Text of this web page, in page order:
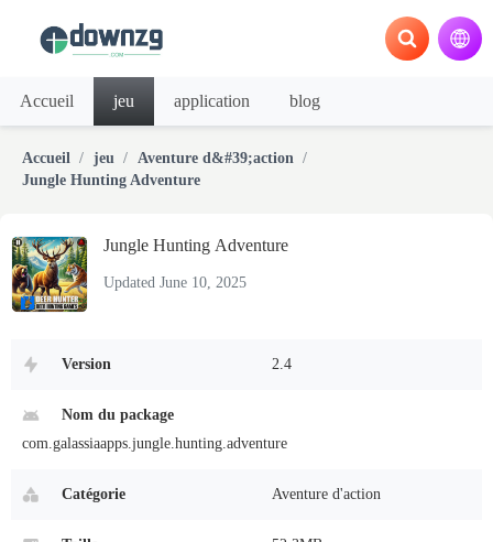
Accueil jeu application blog
Accueil jeu
Aventure d&#39;action
Jungle Hunting Adventure
Jungle Hunting Adventure
Updated June 10, 2025
Version 2.4
Nom du package
com.galassiaapps.jungle.hunting.adventure
Catégorie Aventure d'action